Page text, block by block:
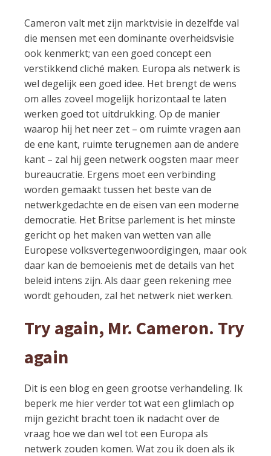
Cameron valt met zijn marktvisie in dezelfde val
die mensen met een dominante overheidsvisie
ook kenmerkt; van een goed concept een
verstikkend cliché maken. Europa als netwerk is
wel degelijk een goed idee. Het brengt de wens
om alles zoveel mogelijk horizontaal te laten
werken goed tot uitdrukking. Op de manier
waarop hij het neer zet – om ruimte vragen aan
de ene kant, ruimte terugnemen aan de andere
kant – zal hij geen netwerk oogsten maar meer
bureaucratie. Ergens moet een verbinding
worden gemaakt tussen het beste van de
netwerkgedachte en de eisen van een moderne
democratie. Het Britse parlement is het minste
gericht op het maken van wetten van alle
Europese volksvertegenwoordigingen, maar ook
daar kan de bemoeienis met de details van het
beleid intens zijn. Als daar geen rekening mee
wordt gehouden, zal het netwerk niet werken.
Try again, Mr. Cameron. Try
again
Dit is een blog en geen grootse verhandeling. Ik
beperk me hier verder tot wat een glimlach op
mijn gezicht bracht toen ik nadacht over de
vraag hoe we dan wel tot een Europa als
netwerk zouden komen. Wat zou ik doen als ik